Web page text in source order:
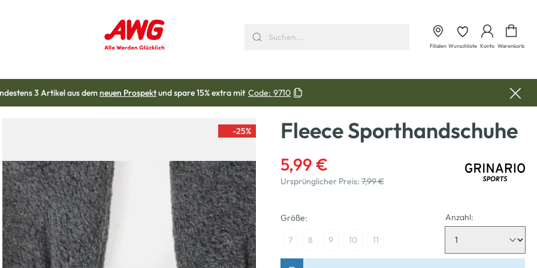
Filialen Wunschliste Konto Warenkorb
3 Artikel aus demneuen Prospektund spare 15% extra mit Code: 9710
-25% Fleece Sporthandschuhe
5,99 €
Ursprünglicher Preis: 7,99 €
Größe:
7 8 9 10 11
Anzahl: